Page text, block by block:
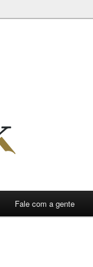
Fale com a gente